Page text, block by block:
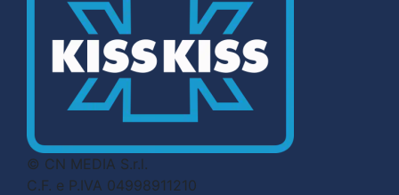
© CN MEDIA S.r.l.
C.F. e P.IVA 04998911210